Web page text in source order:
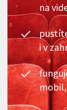
na
i v